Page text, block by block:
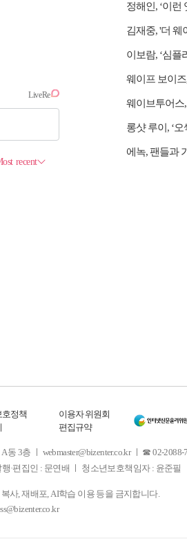
김재중, '더
웨이브투어스,
롱샷 루이, ‘오
에녹, 팬들과
정책
이용자 위원회
편집규약
3층 ㅣ webmaster@bizenter.co.kr ㅣ ☎ 02-2088-
·편집인 : 문연배 ㅣ 청소년보호책임자 : 윤준필
사, 재배포, AI학습 이용 등을 금지합니다.